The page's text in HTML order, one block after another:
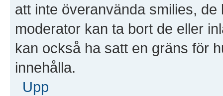
att inte överanvända smilies,
moderator kan ta bort de eller
kan också ha satt en gräns för
innehålla.
Upp